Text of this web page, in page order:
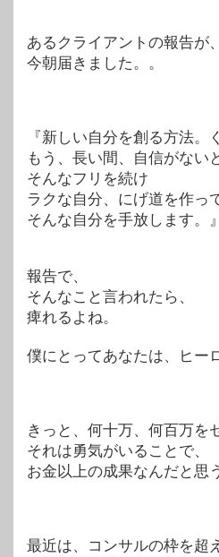
あるクライアントの報告が、
今朝届きました。。
『新しい自分を創る方法。
もう、長い間、自信がない
そんなフリを続け
ラクな自分、にげ道を作っ
そんな自分を手放します。』
報告で、
そんなこと言われたら、
痺れるよね。
僕にとってあなたは、ヒー
きっと、何十万、何百万を
それは勇気がいることで、
お金以上の成果なんだと思
最近は、コンサルの枠を超